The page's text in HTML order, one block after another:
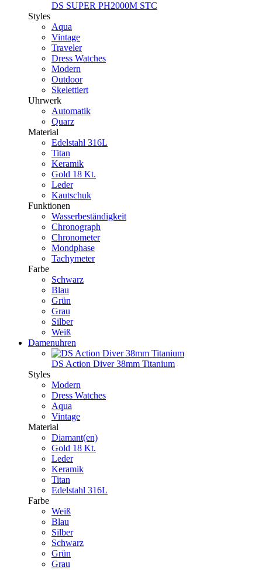
DS SUPER PH2000M STC
Styles
Aqua
Vintage
Traveler
Dress Watches
Modern
Outdoor
Skelettiert
Uhrwerk
Automatik
Quarz
Material
Edelstahl 316L
Titan
Keramik
Gold 18 Kt.
Leder
Kautschuk
Funktionen
Wasserbeständigkeit
Chronograph
Chronometer
Mondphase
Tachymeter
Farbe
Schwarz
Blau
Grün
Grau
Silber
Weiß
Damenuhren
DS Action Diver 38mm Titanium
Styles
Modern
Dress Watches
Aqua
Vintage
Material
Diamant(en)
Gold 18 Kt.
Leder
Keramik
Titan
Edelstahl 316L
Farbe
Weiß
Blau
Silber
Schwarz
Grün
Grau